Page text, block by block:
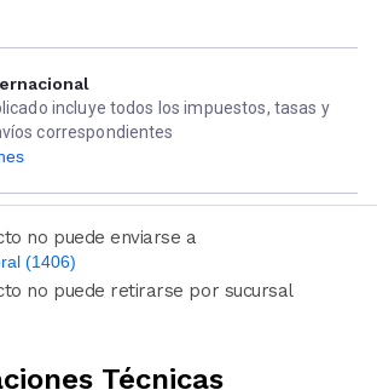
incluye todos los impuestos, tasas y
correspondientes
no puede enviarse a
(1406)
postal (sólo números)
no puede retirarse por sucursal
Técnicas